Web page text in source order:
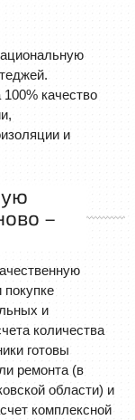
качество
и
–
и
количества
готовы
ремонта (в
области) и
комплексной